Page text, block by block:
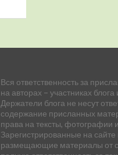
Вся ответственность за
на авторах – участниках
Держатели блога не несут
содержание присланных
права на тексты, фотографии
Зарегистрированные на сайте
размещающие материалы от